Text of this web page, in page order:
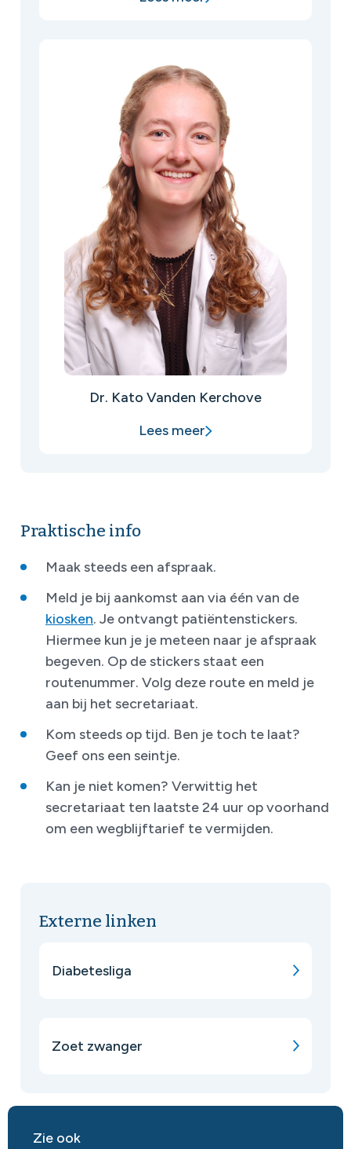
Dr. Kato Vanden Kerchove
Lees meer
Praktische info
Maak steeds een afspraak.
Meld je bij aankomst aan via één van de
kiosken. Je ontvangt patiëntenstickers.
Hiermee kun je je meteen naar je afspraak
begeven. Op de stickers staat een
routenummer. Volg deze route en meld je
aan bij het secretariaat.
Kom steeds op tijd. Ben je toch te laat?
Geef ons een seintje.
Kan je niet komen? Verwittig het
secretariaat ten laatste 24 uur op voorhand
om een wegblijftarief te vermijden.
Externe linken
Diabetesliga
Zoet zwanger
Zie ook